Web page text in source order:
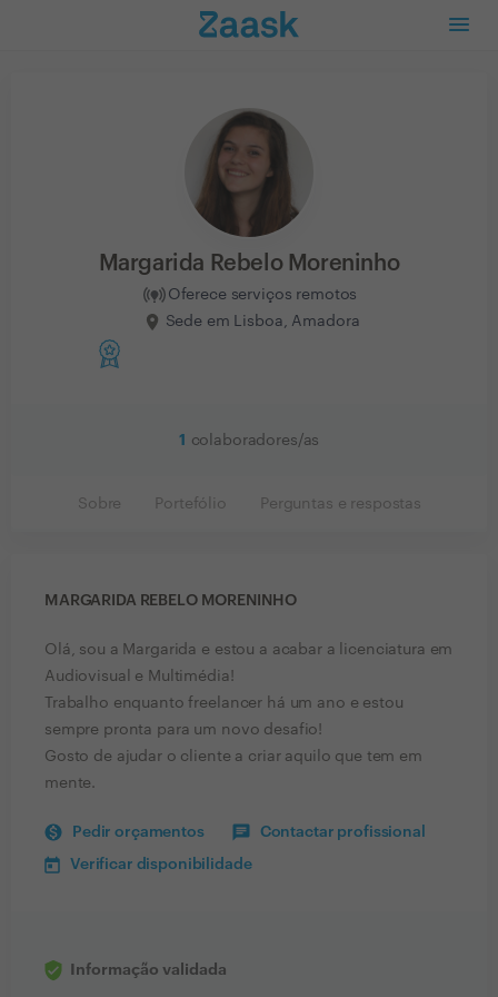
Margarida Rebelo Moreninho
Oferece serviços remotos
Sede em Lisboa, Amadora
1 colaboradores/as
Sobre Portefólio Perguntas e respostas
MARGARIDA REBELO MORENINHO
Olá, sou a Margarida e estou a acabar a licenciatura em
Audiovisual e Multimédia!
Trabalho enquanto freelancer há um ano e estou
sempre pronta para um novo desafio!
Gosto de ajudar o cliente a criar aquilo que tem em
mente.
Pedir orçamentos Contactar profissional
Verificar disponibilidade
Informação validada